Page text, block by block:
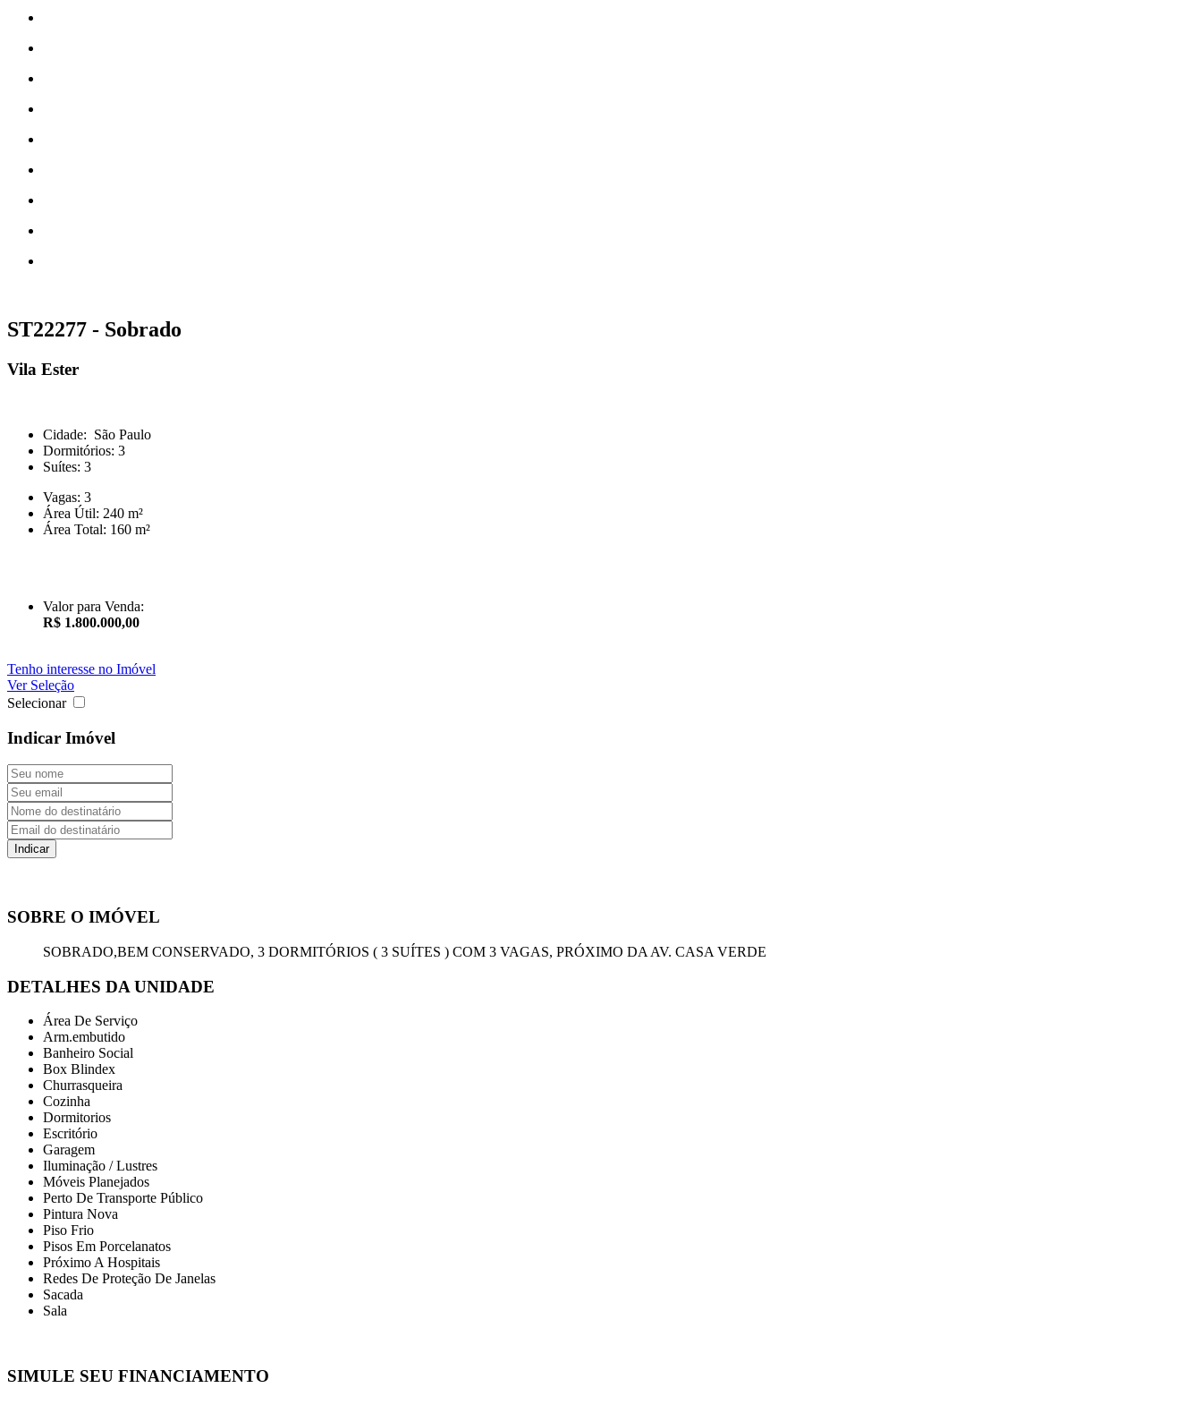
ST22277 - Sobrado
Vila Ester
Cidade: São Paulo
Dormitórios: 3
Suítes: 3
Vagas: 3
Área Útil: 240 m²
Área Total: 160 m²
Valor para Venda:
R$ 1.800.000,00
Tenho interesse no Imóvel
Ver Seleção
Selecionar
Indicar Imóvel
SOBRE O IMÓVEL
SOBRADO,BEM CONSERVADO, 3 DORMITÓRIOS ( 3 SUÍTES ) COM 3 VAGAS, PRÓXIMO DA AV. CASA VERDE
DETALHES DA UNIDADE
Área De Serviço
Arm.embutido
Banheiro Social
Box Blindex
Churrasqueira
Cozinha
Dormitorios
Escritório
Garagem
Iluminação / Lustres
Móveis Planejados
Perto De Transporte Público
Pintura Nova
Piso Frio
Pisos Em Porcelanatos
Próximo A Hospitais
Redes De Proteção De Janelas
Sacada
Sala
SIMULE SEU FINANCIAMENTO